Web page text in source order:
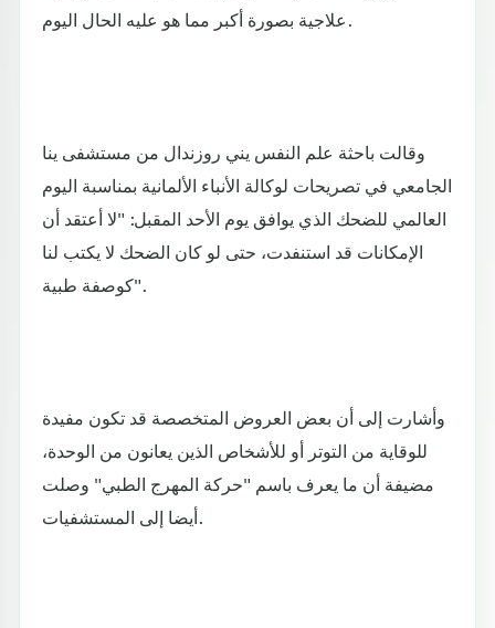
علاجية بصورة أكبر مما هو عليه الحال اليوم.
وقالت باحثة علم النفس يني روزندال من مستشفى ينا
الجامعي في تصريحات لوكالة الأنباء الألمانية بمناسبة اليوم
العالمي للضحك الذي يوافق يوم الأحد المقبل: "لا أعتقد أن
الإمكانات قد استنفدت، حتى لو كان الضحك لا يكتب لنا
كوصفة طبية".
وأشارت إلى أن بعض العروض المتخصصة قد تكون مفيدة
للوقاية من التوتر أو للأشخاص الذين يعانون من الوحدة،
مضيفة أن ما يعرف باسم "حركة المهرج الطبي" وصلت
أيضا إلى المستشفيات.